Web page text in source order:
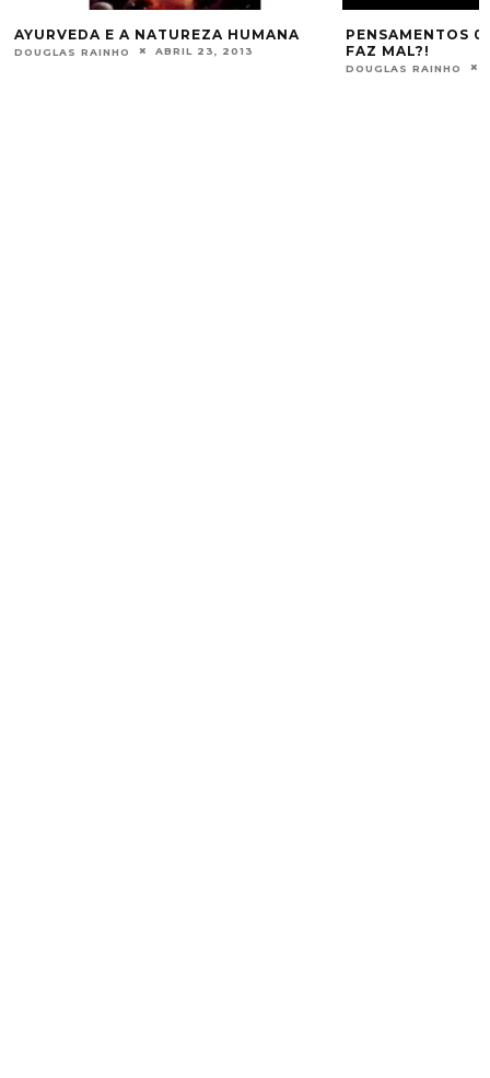
AYURVEDA E A NATUREZA HUMANA
DOUGLAS RAINHO ABRIL 23, 2013
PENSAMENTOS
FAZ MAL?!
DOUGLAS RAINHO